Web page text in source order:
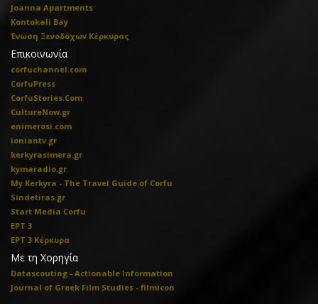
Joanna Apartments
Kontokali Bay
Ένωση Ξενοδόχων Κέρκυρας
Επικοινωνία
corfuchannel.com
CorfuPress
CorfuStories.Com
CultureNow.gr
enimerosi.com
ioniantv.gr
kerkyrasimera.gr
kymaradio.gr
My Kerkyra - The Travel Guide of Corfu
Sindetiras.gr
Start Media Corfu
ΕΡΤ 3
ΕΡΤ 3 Κέρκυρα
Με τη Χορηγία
Datascouting - Actionable Information
Journal of Greek Film Studies - filmicon